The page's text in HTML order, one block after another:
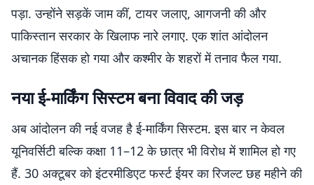
पड़ा. उन्होंने सड़कें जाम कीं, टायर जलाए, आगजनी की और
पाकिस्तान सरकार के खिलाफ नारे लगाए. एक शांत आंदोलन
अचानक हिंसक हो गया और कश्मीर के शहरों में तनाव फैल गया.
नया ई-मार्किंग सिस्टम बना विवाद की जड़
अब आंदोलन की नई वजह है ई-मार्किंग सिस्टम. इस बार न केवल
यूनिवर्सिटी बल्कि कक्षा 11–12 के छात्र भी विरोध में शामिल हो गए
हैं. 30 अक्टूबर को इंटरमीडिएट फर्स्ट ईयर का रिजल्ट छह महीने की